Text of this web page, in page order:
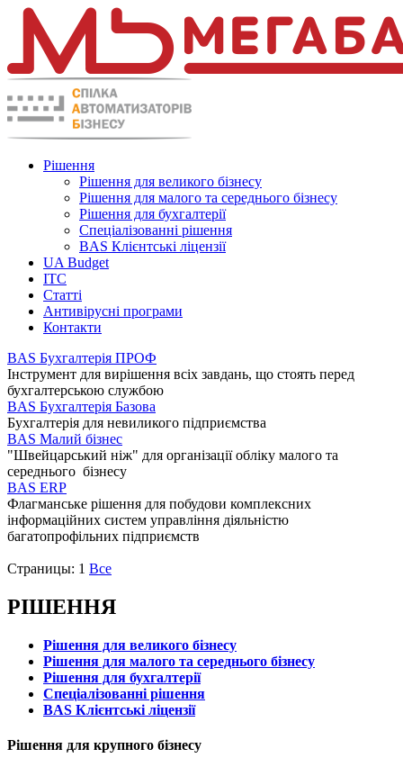
Рішення
Рішення для великого бізнесу
Рішення для малого та середнього бізнесу
Рішення для бухгалтерії
Спеціалізованні рішення
BAS Клієнтські ліцензії
UA Budget
ITC
Статті
Антивірусні програми
Контакти
BAS Бухгалтерія ПРОФ
Інструмент для вирішення всіх завдань, що стоять перед
бухгалтерською службою
BAS Бухгалтерія Базова
Бухгалтерія для невиликого підприємства
BAS Малий бізнес
"Швейцарський ніж" для організації обліку малого та
середнього бізнесу
BAS ERP
Флагманське рішення для побудови комплексних
інформаційних систем управління діяльністю
багатопрофільних підприємств
Страницы: 1 Все
РІШЕННЯ
Рішення для великого бізнесу
Рішення для малого та середнього бізнесу
Рішення для бухгалтерії
Спеціалізованні рішення
BAS Клієнтські ліцензії
Рішення для крупного бізнесу